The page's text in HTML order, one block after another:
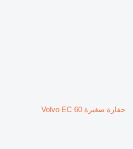
حفارة صغيرة Volvo EC 60